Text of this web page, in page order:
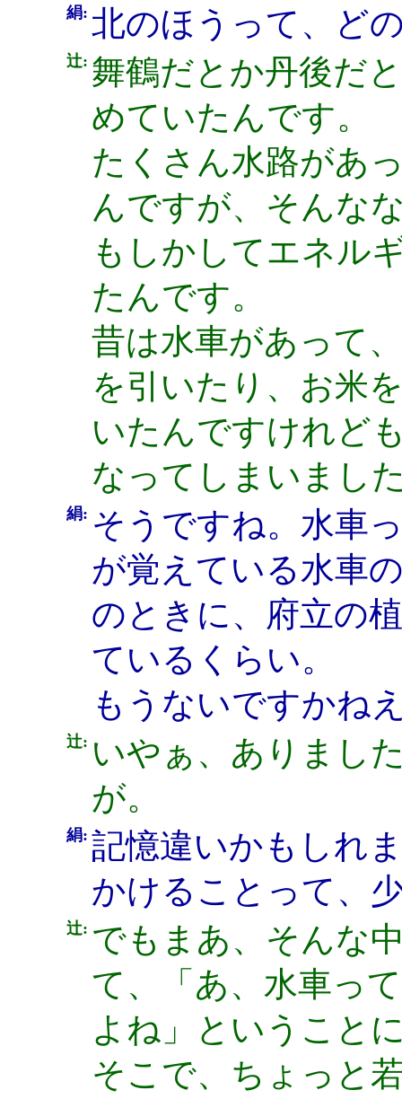
絹: 北のほうって、ど
辻: 舞鶴だとか丹後だ
めていたんです。
たくさん水路があ
んですが、そんな
もしかしてエネル
たんです。
昔は水車があって
を引いたり、お米
いたんですけれど
なってしまいまし
絹: そうですね。水車
が覚えている水車
のときに、府立の
ているくらい。
もうないですかね
辻: いやぁ、ありまし
が。
絹: 記憶違いかもしれ
かけることって、
辻: でもまあ、そんな
て、「あ、水車っ
よね」ということ
そこで、ちょっと